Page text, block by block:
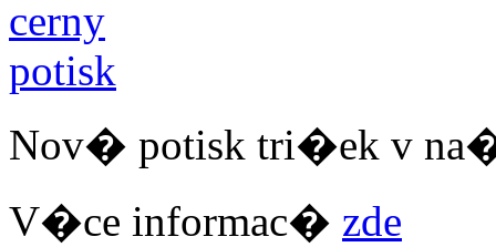
Nov� potisk tri�ek v
V�ce informac� zde